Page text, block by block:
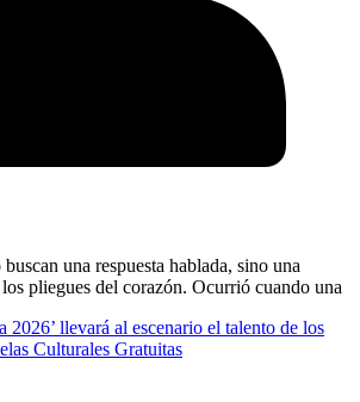
una respuesta hablada, sino una
pliegues del corazón. Ocurrió cuando una